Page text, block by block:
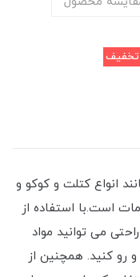
تخفیف
انواع کتلت و کوکو و
است.با استفاده از
می توانید مواد
و رو کنید. همچنین از